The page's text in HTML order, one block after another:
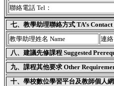
聯絡電話 Tel：
七、教學助理聯絡方式 TA’s
教學助理姓名 Name
連
八、建議先修課程 Suggested
九、課程其他要求 Other
十、學校數位學習平台及教師個人